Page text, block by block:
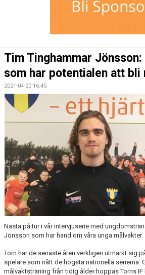
MATCHER
TORN I SAMHÄLLET
ARRANGEMANG
WEBBSHOP
Tim Tinghammar Jönsson:
som har potentialen att
2021-04-20 16:45
Nästa på tur i vår intervjuserie med
Jönsson som har hand om våra unga målvakter.
Torn har de senaste åren verkligen utmärkt sig
spelare som nått de högsta nationella serierna.
målvaktsträning från tidig ålder hoppas Torns